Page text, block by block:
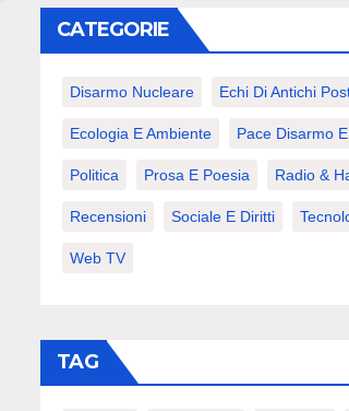
CATEGORIE
Disarmo Nucleare Echi Di Antichi
Ecologia E Ambiente Pace Disarmo
Politica Prosa E Poesia Radio &
Recensioni Sociale E Diritti
Web TV
TAG